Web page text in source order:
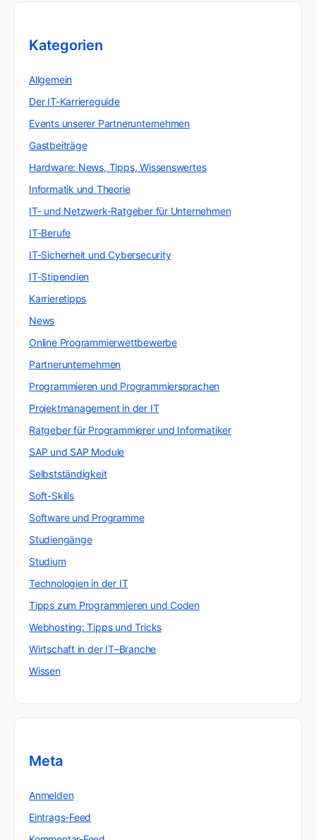
Kategorien
Allgemein
Der IT-Karriereguide
Events unserer Partnerunternehmen
Gastbeiträge
Hardware: News, Tipps, Wissenswertes
Informatik und Theorie
IT- und Netzwerk-Ratgeber für Unternehmen
IT-Berufe
IT-Sicherheit und Cybersecurity
IT-Stipendien
Karrieretipps
News
Online Programmierwettbewerbe
Partnerunternehmen
Programmieren und Programmiersprachen
Projektmanagement in der IT
Ratgeber für Programmierer und Informatiker
SAP und SAP Module
Selbstständigkeit
Soft-Skills
Software und Programme
Studiengänge
Studium
Technologien in der IT
Tipps zum Programmieren und Coden
Webhosting: Tipps und Tricks
Wirtschaft in der IT–Branche
Wissen
Meta
Anmelden
Eintrags-Feed